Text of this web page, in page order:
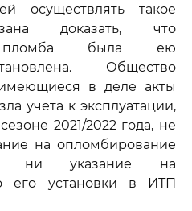
осуществлять такое
доказать, что
пломба была ею
Общество
в деле акты
учета к эксплуатации,
2021/2022 года, не
на опломбирование
ни указание на
его установки в ИТП